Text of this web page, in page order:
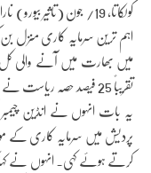
کولکاتا، 19/ جون
میں بھارت میں آنے والی
تقریباً 25 فیصد حصہ ریاست نے حاصل کیا ہے۔
یہ بات انہوں نے انڈین
پردیش میں سرمایہ کاری
کرتے ہوئے کہی۔ انہوں نے